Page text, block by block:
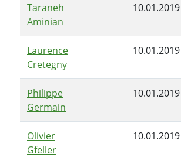
Taraneh
Aminian
10.01.2019
Laurence
Cretegny
10.01.2019
Philippe
Germain
10.01.2019
Olivier
Gfeller
10.01.2019